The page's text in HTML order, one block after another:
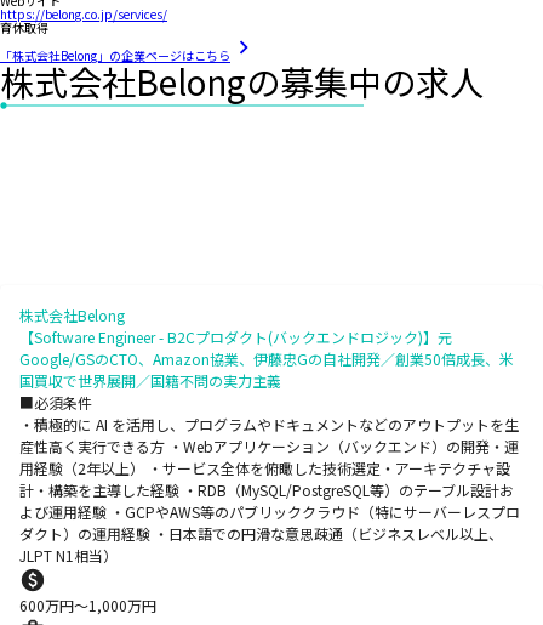
https://belong.co.jp/services/
育休取得
「株式会社Belong」の企業ページはこちら
株式会社Belongの募集中の求人
株式会社Belong
【Software Engineer - B2Cプロダクト(バックエンドロジック)】元
Google/GSのCTO、Amazon協業、伊藤忠Gの自社開発／創業50倍成長、米
国買収で世界展開／国籍不問の実力主義
■必須条件
・積極的に AI を活用し、プログラムやドキュメントなどのアウトプットを生
産性高く実行できる方 ・Webアプリケーション（バックエンド）の開発・運
用経験（2年以上） ・サービス全体を俯瞰した技術選定・アーキテクチャ設
計・構築を主導した経験 ・RDB（MySQL/PostgreSQL等）のテーブル設計お
よび運用経験 ・GCPやAWS等のパブリッククラウド（特にサーバーレスプロ
ダクト）の運用経験 ・日本語での円滑な意思疎通（ビジネスレベル以上、
JLPT N1相当）
600万円〜1,000万円